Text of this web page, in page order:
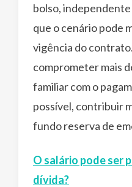
bolso,
que o cenário pode
vigência do
comprometer mais
familiar com o
possível, contribuir
fundo reserva de
O salário pode ser
dívida?